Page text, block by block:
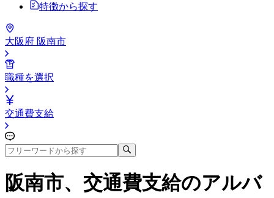
特徴から探す
大阪府 阪南市
職種を選択
交通費支給
阪南市、交通費支給のアルバ